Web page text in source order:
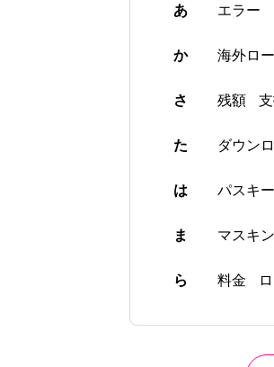
あ エラー
か 海外ロ
さ 残額
た ダウン
は パスキー
ま マスキ
ら 料金